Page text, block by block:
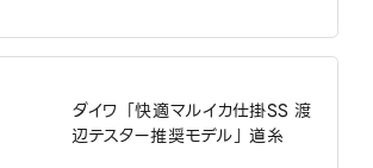
ダイワ 「快適マルイカ仕掛SS 渡
辺テスター推奨モデル」 道糸